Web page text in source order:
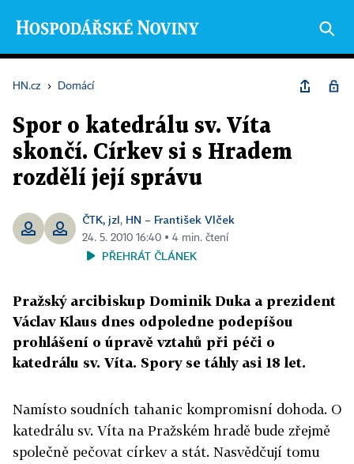
HN.cz › Domácí
Spor o katedrálu sv. Víta
skončí. Církev si s Hradem
rozdělí její správu
ČTK, jzl, HN – František Vlček
24. 5. 2010 16:40 ▪ 4 min. čtení
PŘEHRÁT ČLÁNEK
Pražský arcibiskup Dominik Duka a prezident
Václav Klaus dnes odpoledne podepíšou
prohlášení o úpravě vztahů při péči o
katedrálu sv. Víta. Spory se táhly asi 18 let.
Namísto soudních tahanic kompromisní dohoda. O
katedrálu sv. Víta na Pražském hradě bude zřejmě
společně pečovat církev a stát. Nasvědčují tomu